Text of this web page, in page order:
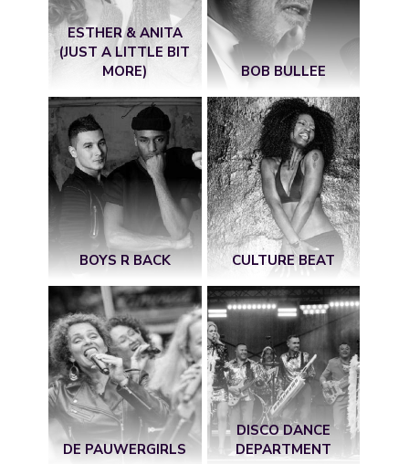
ESTHER & ANITA
(JUST A LITTLE BIT
MORE)
BOB BULLEE
BOYS R BACK CULTURE BEAT
DE PAUWERGIRLS
DISCO DANCE
DEPARTMENT